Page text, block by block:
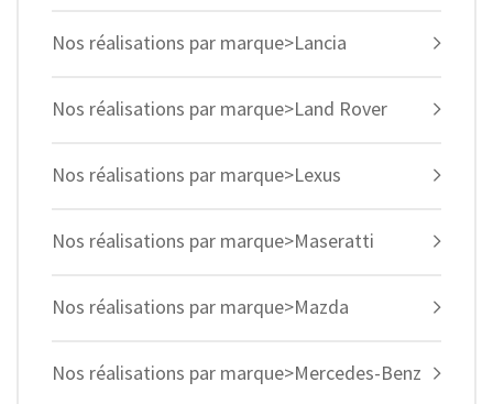
Nos réalisations par marque>Lancia
Nos réalisations par marque>Land Rover
Nos réalisations par marque>Lexus
Nos réalisations par marque>Maseratti
Nos réalisations par marque>Mazda
Nos réalisations par marque>Mercedes-Benz